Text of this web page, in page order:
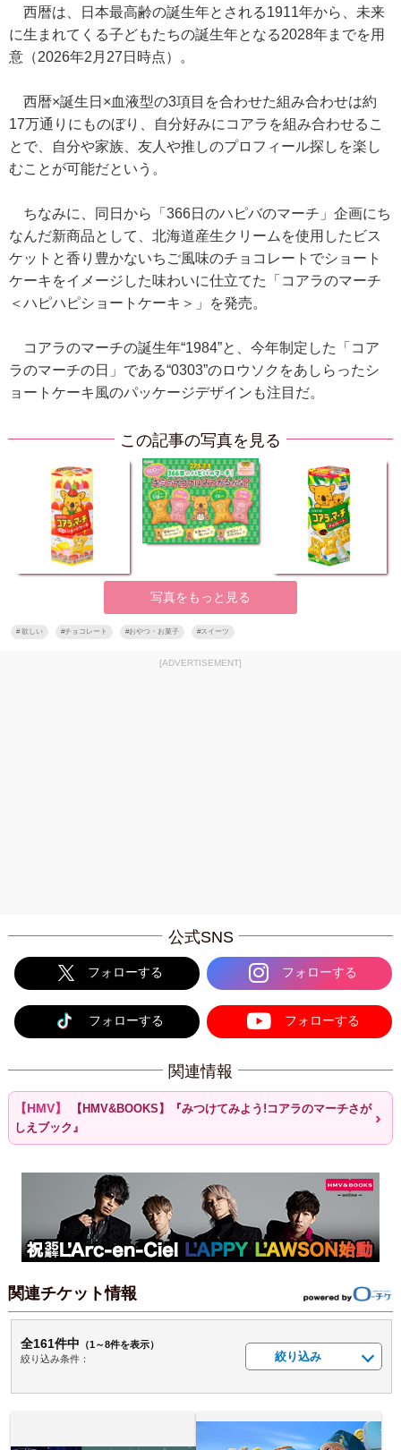
西暦は、日本最高齢の誕生年とされる1911年から、未来
に生まれてくる子どもたちの誕生年となる2028年までを用
意（2026年2月27日時点）。
西暦×誕生日×血液型の3項目を合わせた組み合わせは約
17万通りにものぼり、自分好みにコアラを組み合わせるこ
とで、自分や家族、友人や推しのプロフィール探しを楽し
むことが可能だという。
ちなみに、同日から「366日のハピバのマーチ」企画にち
なんだ新商品として、北海道産生クリームを使用したビス
ケットと香り豊かないちご風味のチョコレートでショート
ケーキをイメージした味わいに仕立てた「コアラのマーチ
＜ハピハピショートケーキ＞」を発売。
コアラのマーチの誕生年“1984”と、今年制定した「コア
ラのマーチの日」である“0303”のロウソクをあしらったシ
ョートケーキ風のパッケージデザインも注目だ。
この記事の写真を見る
写真をもっと見る
#欲しい #チョコレート #おやつ・お菓子 #スイーツ
[ADVERTISEMENT]
公式SNS
フォローする フォローする
フォローする フォローする
関連情報
【HMV&BOOKS】『みつけてみよう!コアラのマーチさが
しえブック』
関連チケット情報
全161件中 （1～8件を表示）
絞り込み条件：
絞り込み